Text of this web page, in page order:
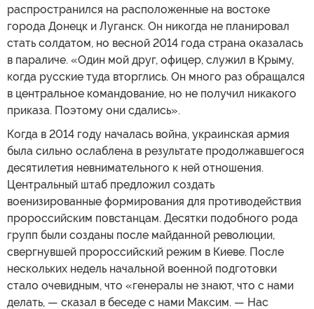
распространился на расположенные на востоке
города Донецк и Луганск. Он никогда не планировал
стать солдатом, но весной 2014 года страна оказалась
в параличе. «Один мой друг, офицер, служил в Крыму,
когда русские туда вторглись. Он много раз обращался
в центральное командование, но не получил никакого
приказа. Поэтому они сдались».
Когда в 2014 году началась война, украинская армия
была сильно ослаблена в результате продолжавшегося
десятилетия невнимательного к ней отношения.
Центральный штаб предложил создать
военизированные формирования для противодействия
пророссийским повстанцам. Десятки подобного рода
групп были созданы после майданной революции,
свергнувшей пророссийский режим в Киеве. После
нескольких недель начальной военной подготовки
стало очевидным, что «генералы не знают, что с нами
делать, — сказал в беседе с нами Максим. — Нас